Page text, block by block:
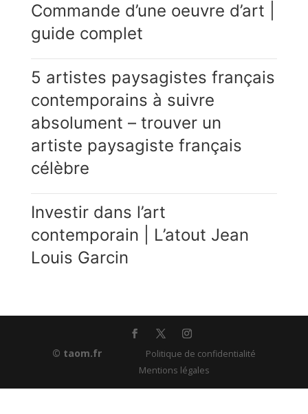
Commande d’une oeuvre d’art |
guide complet
5 artistes paysagistes français
contemporains à suivre
absolument – trouver un
artiste paysagiste français
célèbre
Investir dans l’art
contemporain | L’atout Jean
Louis Garcin
© taom.fr
Politique de confidentialité
Mentions légales